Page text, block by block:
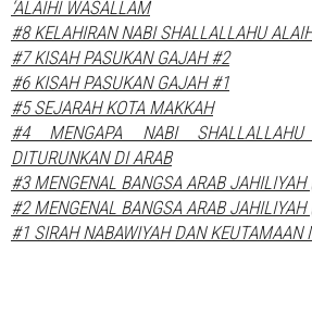
‘ALAIHI WASALLAM
#8 KELAHIRAN NABI SHALLALLAHU
#7 KISAH PASUKAN GAJAH #2
#6 KISAH PASUKAN GAJAH #1
#5 SEJARAH KOTA MAKKAH
#4 MENGAPA NABI
DITURUNKAN DI ARAB
#3 MENGENAL BANGSA ARAB
#2 MENGENAL BANGSA ARAB
#1 SIRAH NABAWIYAH DAN KEUTAMAAN